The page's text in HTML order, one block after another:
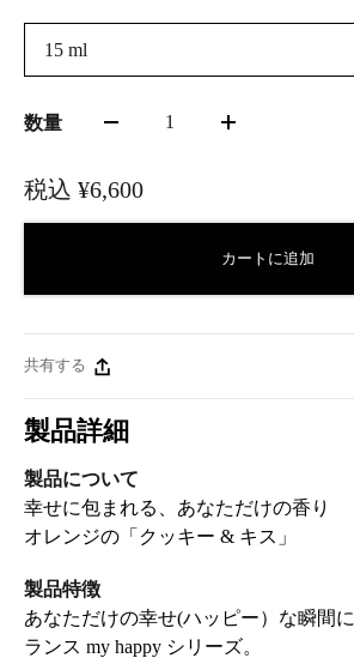
15 ml
数量 1
カートに追加
税込 ¥6,600
共有する
製品詳細
製品について
幸せに包まれる、あなただけの香り
オレンジの「クッキー & キス」
製品特徴
あなただけの幸せ(ハッピー）な瞬間
ランス my happy シリーズ。